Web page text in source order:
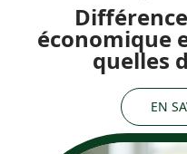
économique
quelles
EN